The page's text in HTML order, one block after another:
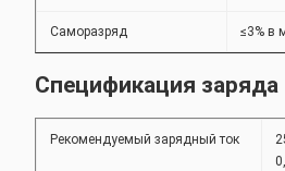
Саморазряд ≤3% в
Спецификация заряда
Рекомендуемый зарядный ток